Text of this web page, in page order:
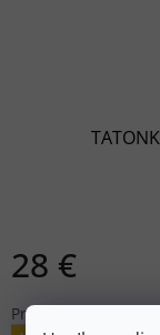
28 €
Praktischer Koffer